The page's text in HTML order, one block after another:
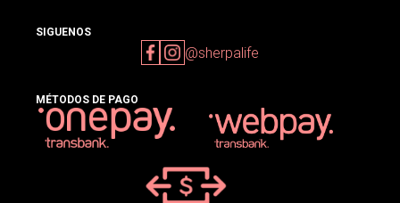
SIGUENOS
@sherpalife
MÉTODOS DE PAGO